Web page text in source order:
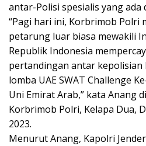
antar-Polisi spesialis yang ada
“Pagi hari ini, Korbrimob Polri
petarung luar biasa mewakili
Republik Indonesia
pertandingan antar
lomba UAE SWAT Challenge
Uni Emirat Arab,” kata Anang
Korbrimob Polri, Kelapa Dua,
2023.
Menurut Anang, Kapolri